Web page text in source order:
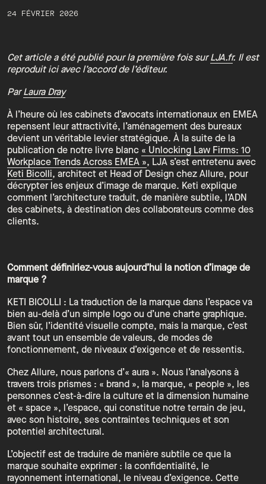
24 FÉVRIER 2026
Cet article a été publié pour la première fois surLJA.fr. Il est
reproduit ici avec l’accord de l’éditeur.
ParLaura Dray
À l’heure où les cabinets d’avocats internationaux en EMEA
repensent leur attractivité, l’aménagement des bureaux
devient un véritable levier stratégique. À la suite de la
publication de notre livre blanc « Unlocking Law Firms: 10
Workplace Trends Across EMEA », LJA s’est entretenu avec
Keti Bicolli, architect et Head of Design chez Allure, pour
décrypter les enjeux d’image de marque. Keti explique
comment l’architecture traduit, de manière subtile, l’ADN
des cabinets, à destination des collaborateurs comme des
clients.
Comment définiriez-vous aujourd’hui la notion d’image de
marque ?
KETI BICOLLI : La traduction de la marque dans l’espace va
bien au-delà d’un simple logo ou d’une charte graphique.
Bien sûr, l’identité visuelle compte, mais la marque, c’est
avant tout un ensemble de valeurs, de modes de
fonctionnement, de niveaux d’exigence et de ressentis.
Chez Allure, nous parlons d’« aura ». Nous l’analysons à
travers trois prismes : « brand », la marque, « people », les
personnes c’est-à-dire la culture et la dimension humaine
et « space », l’espace, qui constitue notre terrain de jeu,
avec son histoire, ses contraintes techniques et son
potentiel architectural.
L’objectif est de traduire de manière subtile ce que la
marque souhaite exprimer : la confidentialité, le
rayonnement international, le niveau d’exigence. Cette